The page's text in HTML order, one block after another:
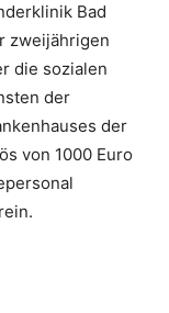
Bad
zweijährigen
die sozialen
der
der
von 1000 Euro